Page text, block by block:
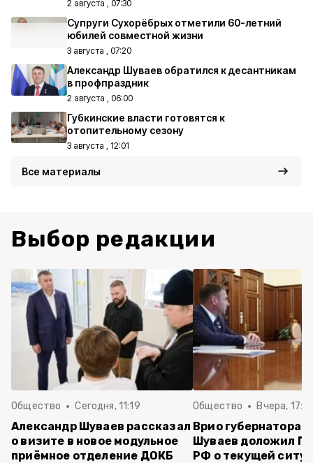
2 августа , 07:30
Супруги Сухорёбрых отметили 60-летний
юбилей совместной жизни
3 августа , 07:20
Александр Шуваев обратился к десантникам
в профпраздник
2 августа , 06:00
Губкинские власти готовятся к
отопительному сезону
3 августа , 12:01
Все материалы
Выбор редакции
Общество Сегодня, 11:19
Александр Шуваев рассказал
о визите в новое модульное
приёмное отделение ДОКБ
Общество Вчера,
Врио губернатора
Шуваев доложил
РФ о текущей